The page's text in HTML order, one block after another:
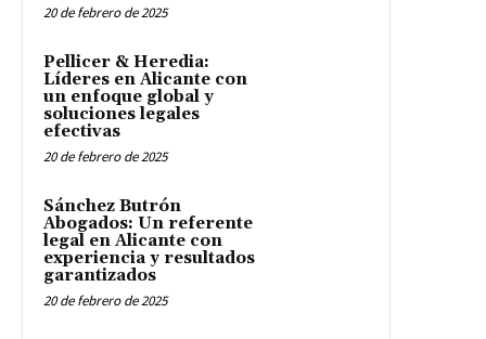
20 de febrero de 2025
Pellicer & Heredia:
Líderes en Alicante con
un enfoque global y
soluciones legales
efectivas
20 de febrero de 2025
Sánchez Butrón
Abogados: Un referente
legal en Alicante con
experiencia y resultados
garantizados
20 de febrero de 2025